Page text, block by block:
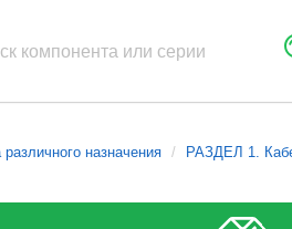
назначения РАЗДЕЛ 1.